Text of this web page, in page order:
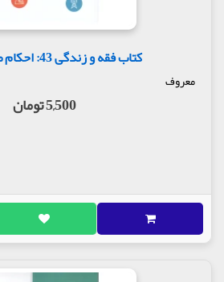
کتاب فقه و زندگی 43: احکام صدا و سیما
معروف
5,500 تومان